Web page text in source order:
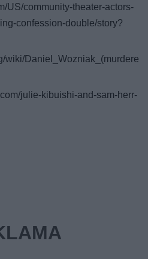
US/community-theater-actors-
confession-double/story?
wiki/Daniel_Wozniak_(murdere
julie-kibuishi-and-sam-herr-